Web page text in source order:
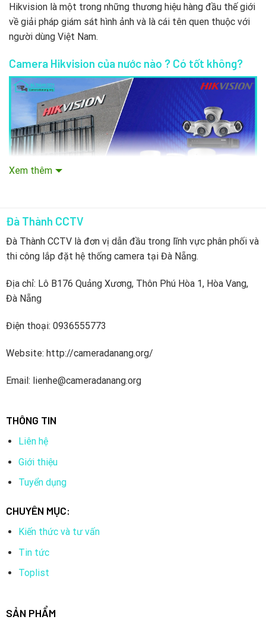
Hikvision là một trong những thương hiệu hàng đầu thế giới
về giải pháp giám sát hình ảnh và là cái tên quen thuộc với
người dùng Việt Nam.
Camera Hikvision của nước nào ? Có tốt không?
Được thành lập với năm 2001 với trụ sở tại Hàng Châu,
Trung Quốc, Hikvision đã phát triển mạnh mẽ, trở thành
Hoa Kỳ, Hà Lan, Ý, Anh, Singapore, Australia, Brazil, Nam Phi
và Dubai…Hikvision cũng có công ty liên kết với Ấn Độ và
nhà, Hikvision cũng phát triển mạnh mẽ với 35 chi nhánh
Dù có nhiều loại nhưng nhìn chung camera Hikvision được
đánh giá cao ở những ưu điểm như:
Thương hiệu nổi tiếng:
Đa dạng mẫu mã, đáp ứng mọi nhu cầu:
Xem thêm
Đà Thành CCTV
Đà Thành CCTV là đơn vị dẫn đầu trong lĩnh vực phân phối và
thi công lắp đặt hệ thống camera tại Đà Nẵng.
Địa chỉ: Lô B176 Quảng Xương, Thôn Phú Hòa 1, Hòa Vang,
Đà Nẵng
Điện thoại: 0936555773
Website: http://cameradanang.org/
Email: lienhe@cameradanang.org
THÔNG TIN
Liên hệ
Giới thiệu
Tuyển dụng
CHUYÊN MỤC:
Kiến thức và tư vấn
Tin tức
Toplist
SẢN PHẨM